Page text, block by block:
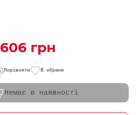
606 грн
Порівняти В обране
Немає в наявності